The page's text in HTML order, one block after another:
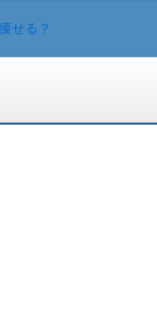
せる？